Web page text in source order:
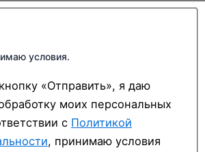
условия.
«Отправить», я даю
моих персональных
с Политикой
, принимаю условия